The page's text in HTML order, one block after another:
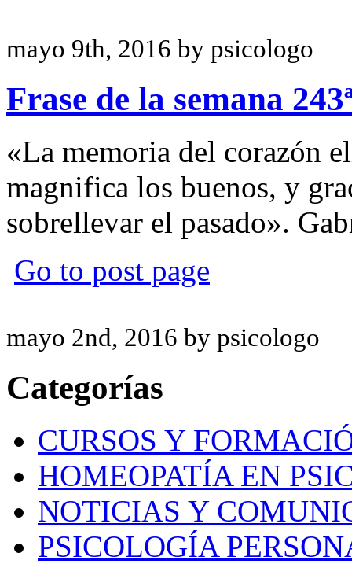
mayo 9th, 2016 by psicologo
Frase de la semana
«La memoria del corazón
magnifica los buenos, y
sobrellevar el pasado».
Go to post page
mayo 2nd, 2016 by psicologo
Categorías
CURSOS Y
HOMEOPATÍA EN
NOTICIAS Y
PSICOLOGÍA